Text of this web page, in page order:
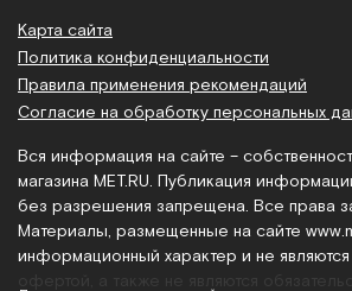
Карта сайта
Политика конфиденциальности
Правила применения рекомендаций
Согласие на обработку персональных
Вся информация на сайте –
магазина MET.RU. Публикация
без разрешения запрещена. Все права
Материалы, размещенные на сайте
информационный характер и не являются
офертой, а также не являются